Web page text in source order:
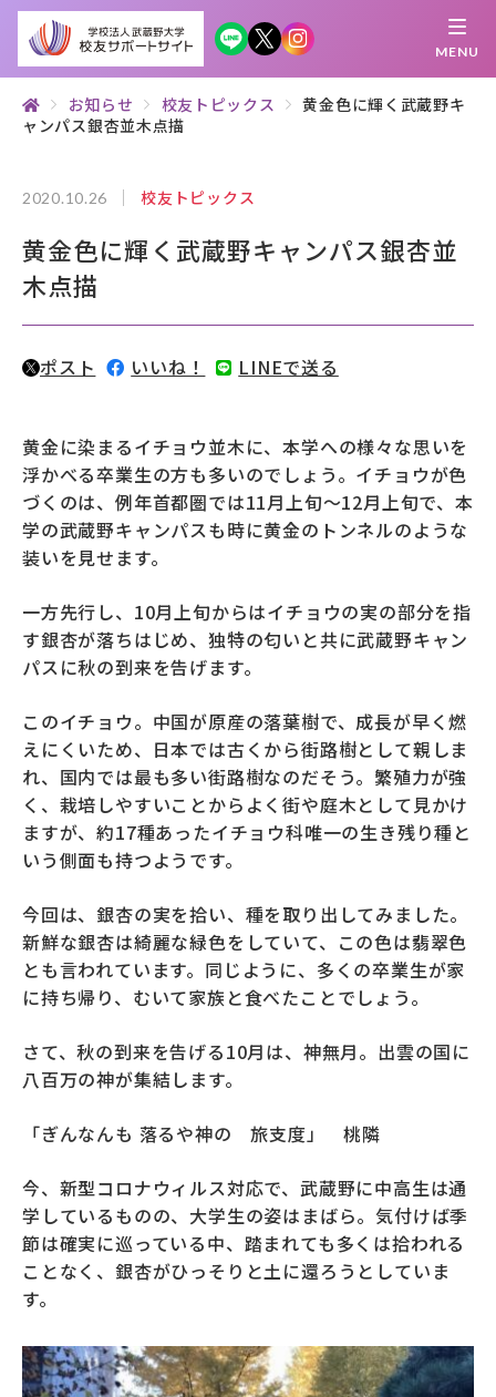
MENU
集 う 学 ぶ
母校について
むらさき会・くれない会について
お知らせ
武蔵野マガジン
創立100周年記念事業
募財（寄付）
各種手続き・ご案内
武蔵野TV お問い合わせ
よくあるご質問
サイトポリシー サイトマップ
お知らせ 校友トピックス
黄金色に輝く武蔵野キ
ャンパス銀杏並木点描
2020.10.26 校友トピックス
黄金色に輝く武蔵野キャンパス銀杏並
木点描
ポスト いいね！ LINEで送る
黄金に染まるイチョウ並木に、本学への様々な思いを
浮かべる卒業生の方も多いのでしょう。イチョウが色
づくのは、例年首都圏では11月上旬～12月上旬で、本
学の武蔵野キャンパスも時に黄金のトンネルのような
装いを見せます。
一方先行し、10月上旬からはイチョウの実の部分を指
す銀杏が落ちはじめ、独特の匂いと共に武蔵野キャン
パスに秋の到来を告げます。
このイチョウ。中国が原産の落葉樹で、成長が早く燃
えにくいため、日本では古くから街路樹として親しま
れ、国内では最も多い街路樹なのだそう。繁殖力が強
く、栽培しやすいことからよく街や庭木として見かけ
ますが、約17種あったイチョウ科唯一の生き残り種と
いう側面も持つようです。
今回は、銀杏の実を拾い、種を取り出してみました。
新鮮な銀杏は綺麗な緑色をしていて、この色は翡翠色
とも言われています。同じように、多くの卒業生が家
に持ち帰り、むいて家族と食べたことでしょう。
さて、秋の到来を告げる10月は、神無月。出雲の国に
八百万の神が集結します。
「ぎんなんも 落るや神の 旅支度 」 桃隣
今、新型コロナウィルス対応で、武蔵野に中高生は通
学しているものの、大学生の姿はまばら。気付けば季
節は確実に巡っている中、踏まれても多くは拾われる
ことなく、銀杏がひっそりと土に還ろうとしていま
す。